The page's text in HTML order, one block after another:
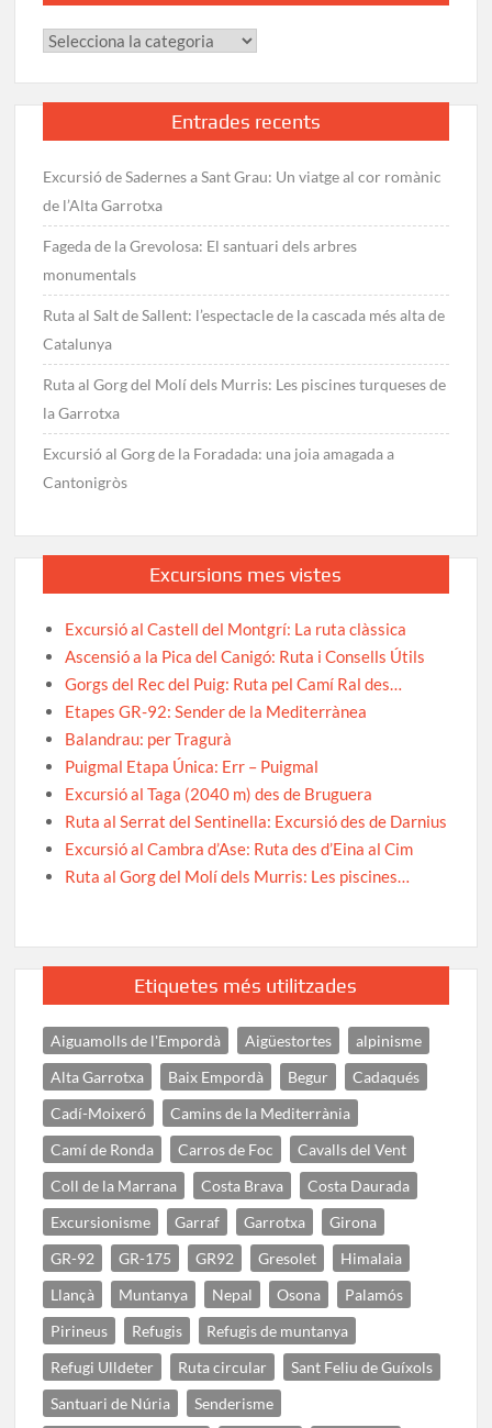
Categories
Entrades recents
Excursió de Sadernes a Sant Grau: Un viatge al cor romànic
de l’Alta Garrotxa
Fageda de la Grevolosa: El santuari dels arbres
monumentals
Ruta al Salt de Sallent: l’espectacle de la cascada més alta de
Catalunya
Ruta al Gorg del Molí dels Murris: Les piscines turqueses de
la Garrotxa
Excursió al Gorg de la Foradada: una joia amagada a
Cantonigròs
Excursions mes vistes
Excursió al Castell del Montgrí: La ruta clàssica
Ascensió a la Pica del Canigó: Ruta i Consells Útils
Gorgs del Rec del Puig: Ruta pel Camí Ral des…
Etapes GR-92: Sender de la Mediterrànea
Balandrau: per Tragurà
Puigmal Etapa Única: Err – Puigmal
Excursió al Taga (2040 m) des de Bruguera
Ruta al Serrat del Sentinella: Excursió des de Darnius
Excursió al Cambra d’Ase: Ruta des d’Eina al Cim
Ruta al Gorg del Molí dels Murris: Les piscines…
Etiquetes més utilitzades
Aiguamolls de l'Empordà Aigüestortes
alpinisme
Alta Garrotxa
Baix Empordà Begur
Cadaqués
Cadí-Moixeró
Camins de la Mediterrània
Camí de Ronda
Carros de Foc
Cavalls del Vent
Coll de la Marrana
Costa Brava
Costa Daurada
Excursionisme
Garraf Garrotxa
Girona
GR-92
GR-175 GR92 Gresolet
Himalaia
Llançà
Muntanya Nepal Osona
Palamós
Pirineus
Refugis
Refugis de muntanya
Refugi Ulldeter
Ruta circular
Sant Feliu de Guíxols
Santuari de Núria
Senderisme